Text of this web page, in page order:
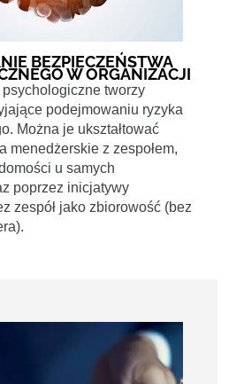
BEZPIECZEŃSTWA
W ORGANIZACJI
tworzy
podejmowaniu ryzyka
Można je ukształtować
menedżerskie z zespołem,
u samych
poprzez inicjatywy
zespół jako zbiorowość (bez